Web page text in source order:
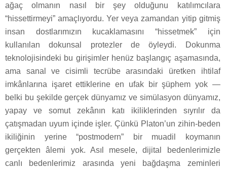
ağaç olmanın nasıl bir şey olduğunu katılımcılara
“hissettirmeyi” amaçlıyordu. Yer veya zamandan yitip gitmiş
insan dostlarımızın kucaklamasını “hissetmek” için
kullanılan dokunsal protezler de öyleydi. Dokunma
teknolojisindeki bu girişimler henüz başlangıç aşamasında,
ama sanal ve cisimli tecrübe arasındaki üretken ihtilaf
imkânlarına işaret ettiklerine en ufak bir şüphem yok —
belki bu şekilde gerçek dünyamız ve simülasyon dünyamız,
yapay ve somut zekânın katı ikiliklerinden sıyrılır da
çatışmadan uyum içinde işler. Çünkü Platon’un zihin-beden
ikiliğinin yerine “postmodern” bir muadil koymanın
gerçekten âlemi yok. Asıl mesele, dijital bedenlerimizle
canlı bedenlerimiz arasında yeni bağdaşma zeminleri